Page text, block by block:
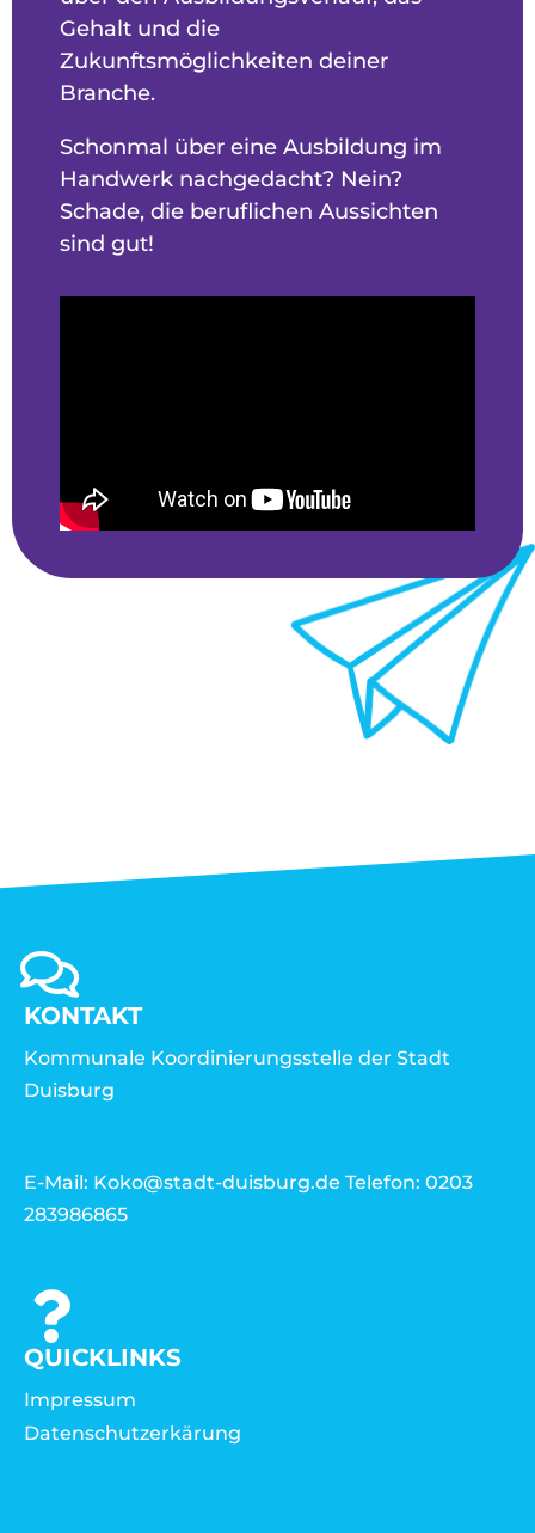
Gehalt und die
Zukunftsmöglichkeiten deiner
Branche.
Schonmal über eine Ausbildung im
Handwerk nachgedacht? Nein?
Schade, die beruflichen Aussichten
sind gut!
KONTAKT
Kommunale Koordinierungsstelle der Stadt
Duisburg
E-Mail: Koko@stadt-duisburg.de Telefon: 0203
283986865
QUICKLINKS
Impressum
Datenschutzerkärung